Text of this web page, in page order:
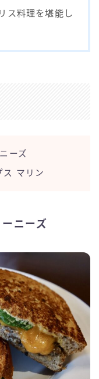
ス料理を堪能し
ーズ
ス マリン
ニーズ